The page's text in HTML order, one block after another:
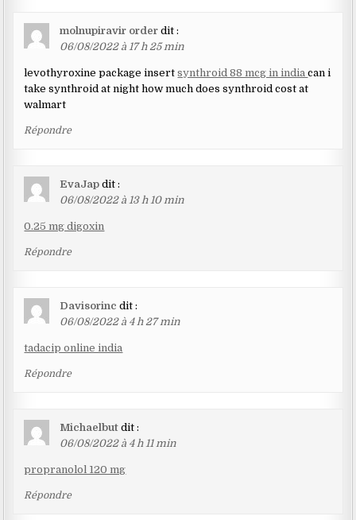
molnupiravir order dit :
06/08/2022 à 17 h 25 min
levothyroxine package insertsynthroid 88 mcg in indiacan i
take synthroid at night how much does synthroid cost at
walmart
Répondre
EvaJap dit :
06/08/2022 à 13 h 10 min
0.25 mg digoxin
Répondre
Davisorinc dit :
06/08/2022 à 4 h 27 min
tadacip online india
Répondre
Michaelbut dit :
06/08/2022 à 4 h 11 min
propranolol 120 mg
Répondre